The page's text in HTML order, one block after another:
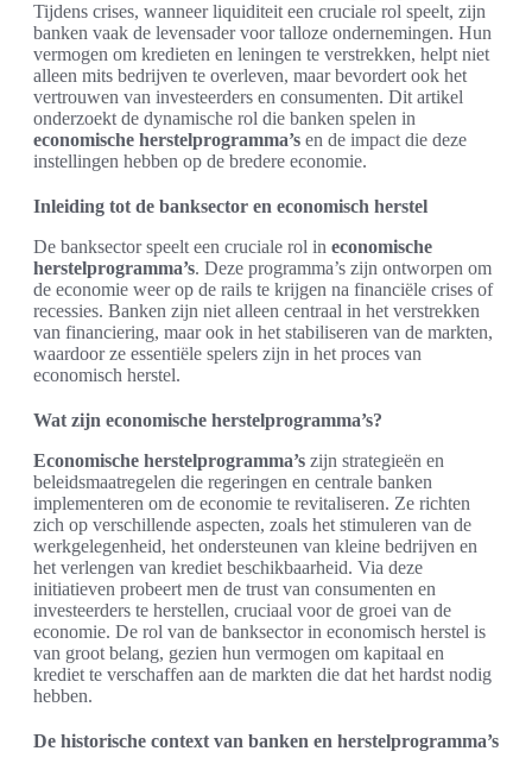
Tijdens crises, wanneer liquiditeit een cruciale rol speelt, zijn
banken vaak de levensader voor talloze ondernemingen. Hun
vermogen om kredieten en leningen te verstrekken, helpt niet
alleen mits bedrijven te overleven, maar bevordert ook het
vertrouwen van investeerders en consumenten. Dit artikel
onderzoekt de dynamische rol die banken spelen in
economische herstelprogramma’s en de impact die deze
instellingen hebben op de bredere economie.
Inleiding tot de banksector en economisch herstel
De banksector speelt een cruciale rol in economische
herstelprogramma’s. Deze programma’s zijn ontworpen om
de economie weer op de rails te krijgen na financiële crises of
recessies. Banken zijn niet alleen centraal in het verstrekken
van financiering, maar ook in het stabiliseren van de markten,
waardoor ze essentiële spelers zijn in het proces van
economisch herstel.
Wat zijn economische herstelprogramma’s?
Economische herstelprogramma’s zijn strategieën en
beleidsmaatregelen die regeringen en centrale banken
implementeren om de economie te revitaliseren. Ze richten
zich op verschillende aspecten, zoals het stimuleren van de
werkgelegenheid, het ondersteunen van kleine bedrijven en
het verlengen van krediet beschikbaarheid. Via deze
initiatieven probeert men de trust van consumenten en
investeerders te herstellen, cruciaal voor de groei van de
economie. De rol van de banksector in economisch herstel is
van groot belang, gezien hun vermogen om kapitaal en
krediet te verschaffen aan de markten die dat het hardst nodig
hebben.
De historische context van banken en herstelprogramma’s